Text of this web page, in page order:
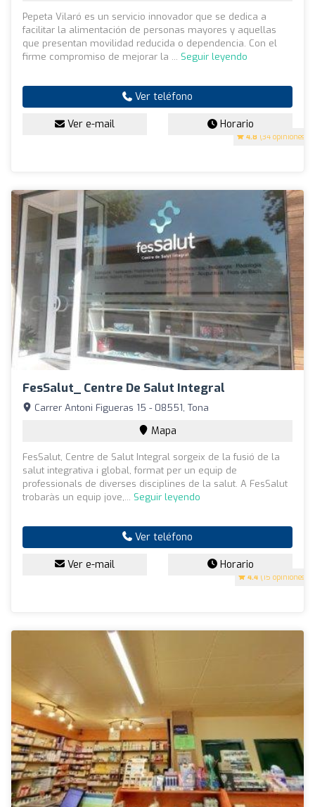
4.8 (34 opiniones)
Pepeta Vilaró es un servicio innovador que se dedica a
facilitar la alimentación de personas mayores y aquellas
que presentan movilidad reducida o dependencia. Con el
firme compromiso de mejorar la ... Seguir leyendo
Ver teléfono
Ver e-mail Horario
FesSalut_ Centre De Salut Integral
4.4 (15 opiniones)
Carrer Antoni Figueras 15 - 08551, Tona
Mapa
FesSalut, Centre de Salut Integral sorgeix de la fusió de la
salut integrativa i global, format per un equip de
professionals de diverses disciplines de la salut. A FesSalut
trobaràs un equip jove,... Seguir leyendo
Ver teléfono
Ver e-mail Horario